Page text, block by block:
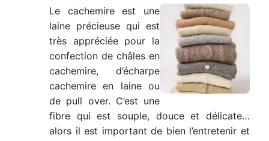
Le cachemire est une
laine précieuse qui est
très appréciée pour la
confection de châles en
cachemire, d’écharpe
cachemire en laine ou
de pull over. C’est une
fibre qui est souple, douce et délicate…
alors il est important de bien l’entretenir et